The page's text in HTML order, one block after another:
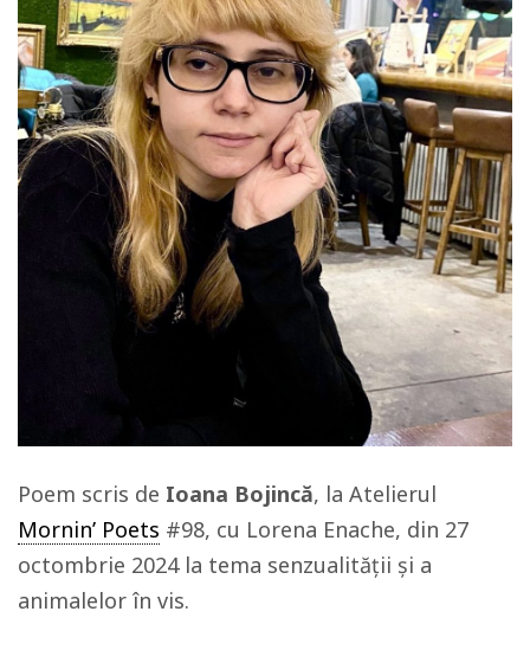
Poem scris de Ioana Bojincă, la Atelierul
Mornin’ Poets #98, cu Lorena Enache, din 27
octombrie 2024 la tema senzualității și a
animalelor în vis.